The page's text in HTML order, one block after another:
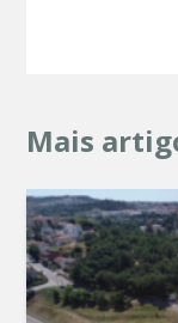
Mais